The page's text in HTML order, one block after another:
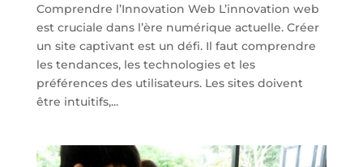
Comprendre l’Innovation Web L’innovation web
est cruciale dans l’ère numérique actuelle. Créer
un site captivant est un défi. Il faut comprendre
les tendances, les technologies et les
préférences des utilisateurs. Les sites doivent
être intuitifs,...